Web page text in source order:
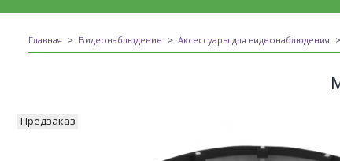
Главная Видеонаблюдение Аксессуары для видеонаблюдения
Предзаказ